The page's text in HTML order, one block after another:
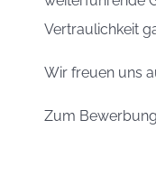
Vertraulichkeit
Wir freuen uns
Zum